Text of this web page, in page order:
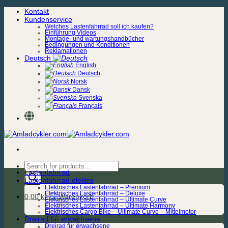
Zum
Inhalt
Kontakt
Kundenservice
Welches Lastenfahrrad soll ich kaufen?
Einführung Videos
Montage- und wartungshandbücher
Bedingungen und Konditionen
Reklamationen
Deutsch
English
Deutsch
Norsk
Dansk
Svenska
Français
Products
search
0,00kr.
Lastenfahrrad
Lastenfahrrad elektro
Elektrisches Lastenfahrrad – Premium
Elektrisches Lastenfahrrad – Deluxe
Elektrisches Lastenfahrrad – Ultimate Curve
Elektrisches Lastenfahrrad – Ultimate Harmony
Elektrisches Cargo Bike – Ultimate Curve – Mittelmotor
Dreirad für erwachsene
Dreirad für erwachsene